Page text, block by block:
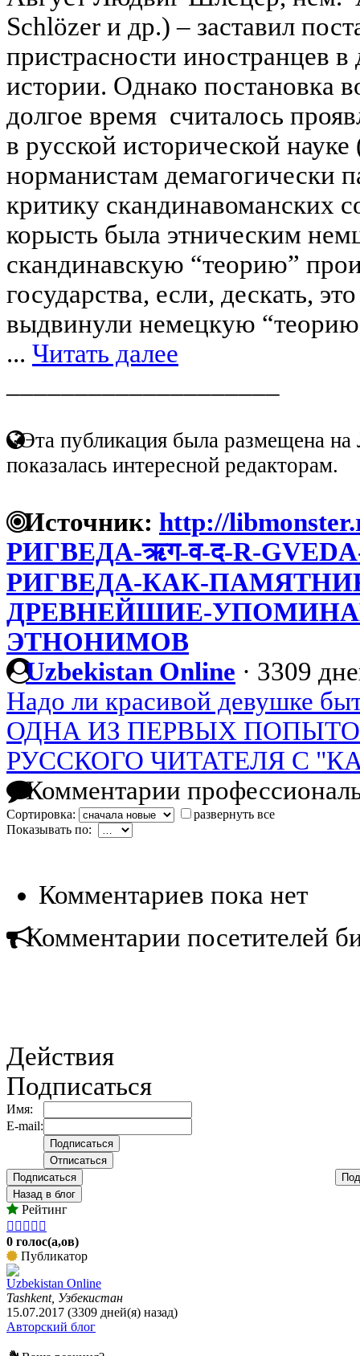
Schlözer и др.) – заставил
пристрасности иностранцев в
истории. Однако постановка
долгое время считалось
в русской исторической науке
норманистам демагогически
критику скандинавоманских
корысть была этническим
скандинавскую “теорию”
государства, если, дескать,
выдвинули немецкую
... Читать далее
Эта публикация была размещена на
показалась интересной редакторам.
Источник: http://
РИГВЕДА-ऋग-व-द-R-
РИГВЕДА-КАК-
ДРЕВНЕЙШИЕ-
ЭТНОНИМОВ
Uzbekistan Online · 3309
Надо ли красивой девушке
ОДНА ИЗ ПЕРВЫХ
РУССКОГО ЧИТАТЕЛЯ С
Комментарии
Сортировка:
развернуть все
Показывать по:
Комментариев пока нет
Комментарии посетителей
Действия
Подписаться
Имя:
E-mail:
Подписаться
Назад в блог
Рейтинг
    
0 голос(а,ов)
Публикатор
Uzbekistan Online
Tashkent, Узбекистан
15.07.2017 (3309 дней(я) назад)
Авторский блог